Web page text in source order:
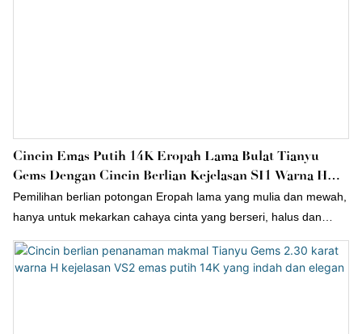
Cincin Emas Putih 14K Eropah Lama Bulat Tianyu
Gems Dengan Cincin Berlian Kejelasan SI1 Warna H
1.74 Karat Yang Ditanam Di Makmal.
Pemilihan berlian potongan Eropah lama yang mulia dan mewah,
hanya untuk mekarkan cahaya cinta yang berseri, halus dan
bentuk cakar klasik, hanya untuk memaksimumkan cahaya
berlian utama tengah.